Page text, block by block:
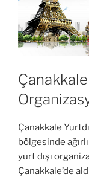
Çanakkale
Çanakkale
bölgesinde
yurt dışı
Çanakkale’de